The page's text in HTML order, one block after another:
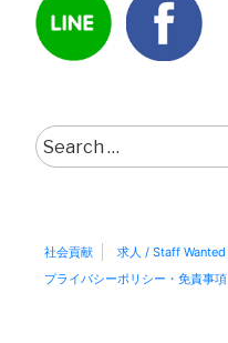
Search
for:
社会貢献 求人 / Staff Wanted
プライバシーポリシー・免責事項